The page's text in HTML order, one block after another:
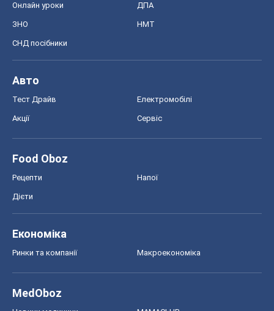
Онлайн уроки ДПА
ЗНО НМТ
СНД посібники
Авто
Тест Драйв Електромобілі
Акції Сервіс
Food Oboz
Рецепти Напої
Дієти
Економіка
Ринки та компанії Макроекономіка
MedOboz